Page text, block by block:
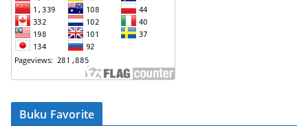
Buku Favorite